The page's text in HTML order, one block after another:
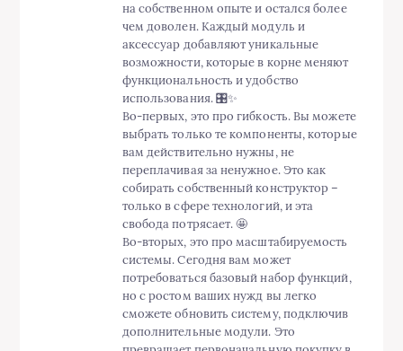
на собственном опыте и остался более
чем доволен. Каждый модуль и
аксессуар добавляют уникальные
возможности, которые в корне меняют
функциональность и удобство
использования. 🎛️✨
Во-первых, это про гибкость. Вы можете
выбрать только те компоненты, которые
вам действительно нужны, не
переплачивая за ненужное. Это как
собирать собственный конструктор –
только в сфере технологий, и эта
свобода потрясает. 🤩
Во-вторых, это про масштабируемость
системы. Сегодня вам может
потребоваться базовый набор функций,
но с ростом ваших нужд вы легко
сможете обновить систему, подключив
дополнительные модули. Это